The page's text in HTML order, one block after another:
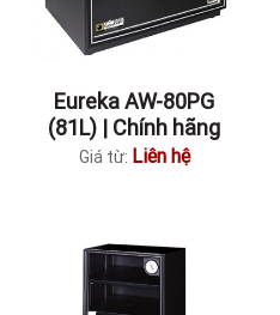
Eureka AW-80PG
(81L) | Chính hãng
Giá từ: Liên hệ